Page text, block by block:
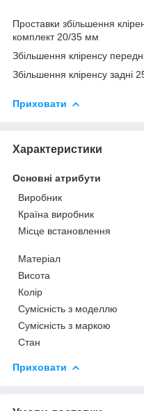
Проставки збільшення
комплект 20/35 мм
Збільшення кліренсу
Збільшення кліренсу задні
Приховати
Характеристики
Основні атрибути
Виробник
Країна виробник
Місце встановлення
Матеріал
Висота
Колір
Сумісність з моделлю
Сумісність з маркою
Стан
Приховати